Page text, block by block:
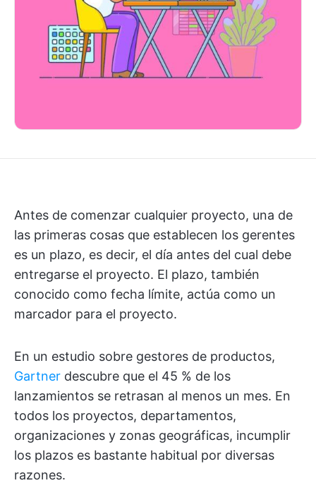
Antes de comenzar cualquier proyecto, una de
las primeras cosas que establecen los gerentes
es un plazo, es decir, el día antes del cual debe
entregarse el proyecto. El plazo, también
conocido como fecha límite, actúa como un
marcador para el proyecto.
En un estudio sobre gestores de productos,
Gartner descubre que el 45 % de los
lanzamientos se retrasan al menos un mes. En
todos los proyectos, departamentos,
organizaciones y zonas geográficas, incumplir
los plazos es bastante habitual por diversas
razones.